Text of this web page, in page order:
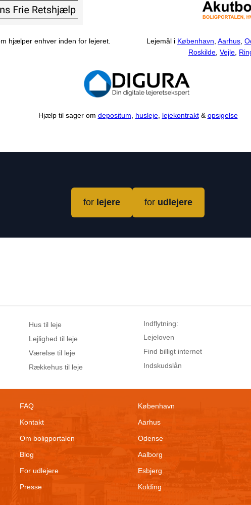
hjælper enhver inden for lejeret. Lejemål i København Aarhus
Roskilde Vejle
Hjælp til sager om depositum husleje, lejekontrakt & opsigelse
for lejere for udlejere
Hus til leje
Lejlighed til leje
Værelse til leje
Rækkehus til leje
Indflytning:
Lejeloven
Find billigt internet
Indskudslån
FAQ
Kontakt
Om boligportalen
Blog
For udlejere
Presse
København
Aarhus
Odense
Aalborg
Esbjerg
Kolding